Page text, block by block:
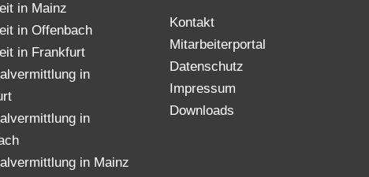
in Mainz
in Offenbach
in Frankfurt
in
in
in Mainz
Kontakt
Mitarbeiterportal
Datenschutz
Impressum
Downloads